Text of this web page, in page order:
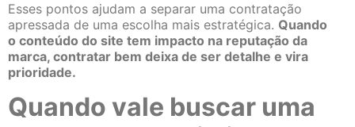
Esses pontos ajudam a separar uma contratação
apressada de uma escolha mais estratégica. Quando
o conteúdo do site tem impacto na reputação da
marca, contratar bem deixa de ser detalhe e vira
prioridade.
Quando vale buscar uma